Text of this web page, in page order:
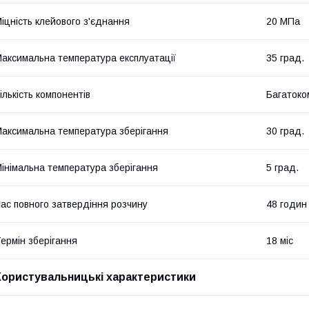
клейового з'єднання 20 МПа
температура експлуатації 35 град.
компонентів
температура зберігання 30 град.
температура зберігання 5 град.
повного затвердіння розчину 48 годин
зберігання 18 міс
характеристики